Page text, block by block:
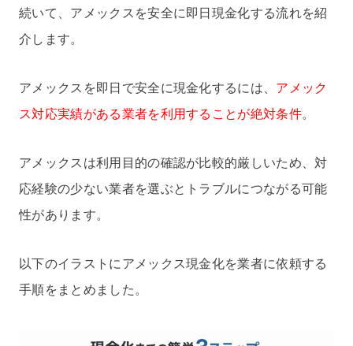
続いて、アメックスを安全に即日現金化する流れを紹
介します。
アメックスを即日で安全に現金化するには、 アメック
ス対応実績がある業者を利用することが絶対条件。
アメックスは利用目的の確認が比較的厳しいため、対
応経験の少ない業者を選ぶとトラブルにつながる可能
性があります。
以下のイラストにアメックス現金化を業者に依頼する
手順をまとめました。